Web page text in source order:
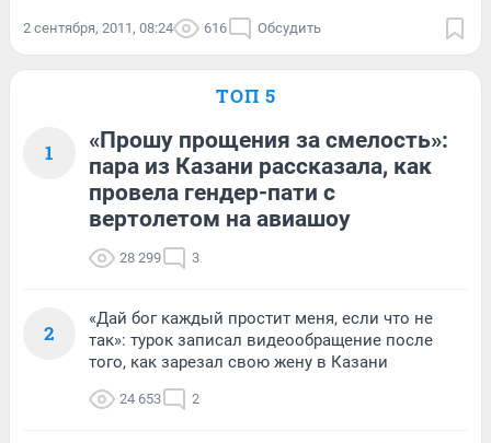
2 сентября, 2011, 08:24 616 Обсудить
ТОП 5
1
«Прошу прощения за смелость»:
пара из Казани рассказала, как
провела гендер-пати с
вертолетом на авиашоу
28 299 3
2
«Дай бог каждый простит меня, если что не
так»: турок записал видеообращение после
того, как зарезал свою жену в Казани
24 653 2